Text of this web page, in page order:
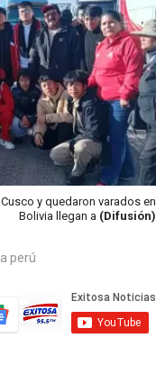
y quedaron varados en
Bolivia llegan a (Difusión)
perú